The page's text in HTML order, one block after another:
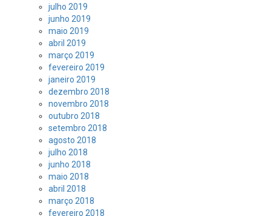
julho 2019
junho 2019
maio 2019
abril 2019
março 2019
fevereiro 2019
janeiro 2019
dezembro 2018
novembro 2018
outubro 2018
setembro 2018
agosto 2018
julho 2018
junho 2018
maio 2018
abril 2018
março 2018
fevereiro 2018